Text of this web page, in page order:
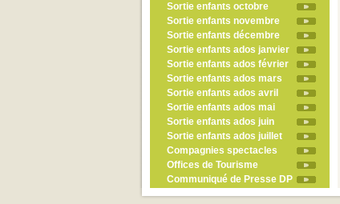
Sortie enfants octobre
Sortie enfants novembre
Sortie enfants décembre
Sortie enfants ados janvier
Sortie enfants ados février
Sortie enfants ados mars
Sortie enfants ados avril
Sortie enfants ados mai
Sortie enfants ados juin
Sortie enfants ados juillet
Compagnies spectacles
Offices de Tourisme
Communiqué de Presse DP